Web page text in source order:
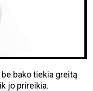
bako tiekia greitą
jo prireikia.